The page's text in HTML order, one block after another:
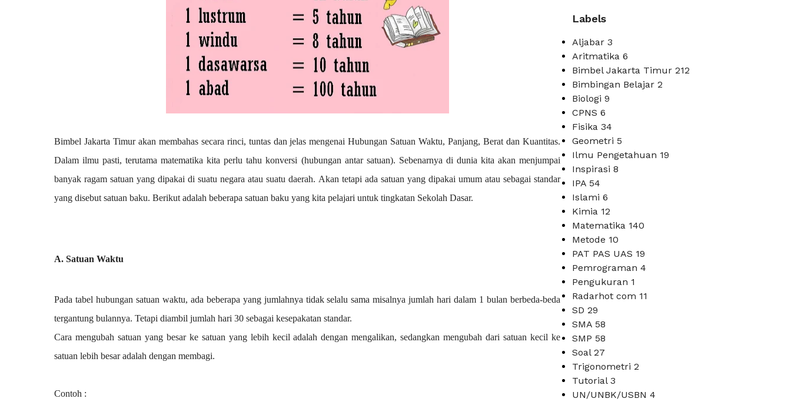
Bimbel Jakarta Timur akan membahas secara rinci, tuntas dan jelas mengenai Hubungan Satuan Waktu, Panjang, Berat dan Kuantitas.
Dalam ilmu pasti, terutama matematika kita perlu tahu konversi (hubungan antar satuan). Sebenarnya di dunia kita akan menjumpai
banyak ragam satuan yang dipakai di suatu negara atau suatu daerah. Akan tetapi ada satuan yang dipakai umum atau sebagai standar
yang disebut satuan baku. Berikut adalah beberapa satuan baku yang kita pelajari untuk tingkatan Sekolah Dasar.
A. Satuan Waktu
Pada tabel hubungan satuan waktu, ada beberapa yang jumlahnya tidak selalu sama misalnya jumlah hari dalam 1 bulan berbeda-beda
tergantung bulannya. Tetapi diambil jumlah hari 30 sebagai kesepakatan standar.
Cara mengubah satuan yang besar ke satuan yang lebih kecil adalah dengan mengalikan, sedangkan mengubah dari satuan kecil ke
satuan lebih besar adalah dengan membagi.
Contoh :
Labels
Aljabar 3
Aritmatika 6
Bimbel Jakarta Timur 212
Bimbingan Belajar 2
Biologi 9
CPNS 6
Fisika 34
Geometri 5
Ilmu Pengetahuan 19
Inspirasi 8
IPA 54
Islami 6
Kimia 12
Matematika 140
Metode 10
PAT PAS UAS 19
Pemrograman 4
Pengukuran 1
Radarhot com 11
SD 29
SMA 58
SMP 58
Soal 27
Trigonometri 2
Tutorial 3
UN/UNBK/USBN 4